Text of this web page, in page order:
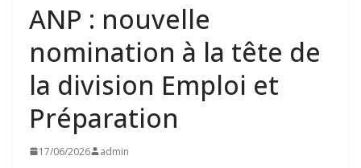
ANP : nouvelle
nomination à la tête de
la division Emploi et
Préparation
17/06/2026 admin